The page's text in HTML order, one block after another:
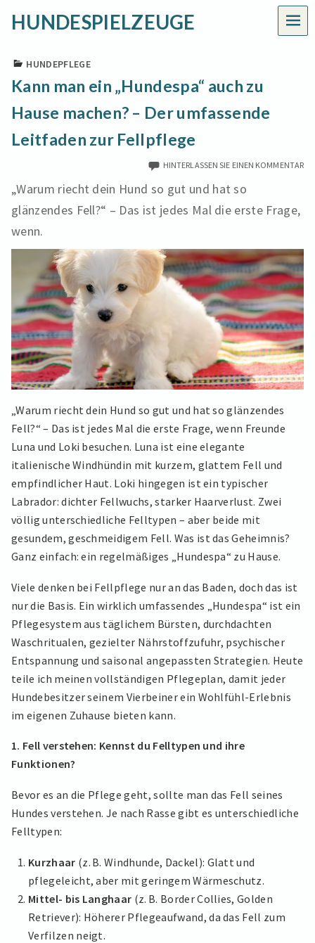
HUNDESPIELZEUGE
HUNDEPFLEGE
Kann man ein „Hundespa“ auch zu
Hause machen? – Der umfassende
Leitfaden zur Fellpflege
HINTERLASSEN SIE EINEN KOMMENTAR
„Warum riecht dein Hund so gut und hat so
glänzendes Fell?“ – Das ist jedes Mal die erste Frage,
wenn.
„Warum riecht dein Hund so gut und hat so glänzendes
Fell?“ – Das ist jedes Mal die erste Frage, wenn Freunde
Luna und Loki besuchen. Luna ist eine elegante
italienische Windhündin mit kurzem, glattem Fell und
empfindlicher Haut. Loki hingegen ist ein typischer
Labrador: dichter Fellwuchs, starker Haarverlust. Zwei
völlig unterschiedliche Felltypen – aber beide mit
gesundem, geschmeidigem Fell. Was ist das Geheimnis?
Ganz einfach: ein regelmäßiges „Hundespa“ zu Hause.
Viele denken bei Fellpflege nur an das Baden, doch das ist
nur die Basis. Ein wirklich umfassendes „Hundespa“ ist ein
Pflegesystem aus täglichem Bürsten, durchdachten
Waschritualen, gezielter Nährstoffzufuhr, psychischer
Entspannung und saisonal angepassten Strategien. Heute
teile ich meinen vollständigen Pflegeplan, damit jeder
Hundebesitzer seinem Vierbeiner ein Wohlfühl-Erlebnis
im eigenen Zuhause bieten kann.
1. Fell verstehen: Kennst du Felltypen und ihre
Funktionen?
Bevor es an die Pflege geht, sollte man das Fell seines
Hundes verstehen. Je nach Rasse gibt es unterschiedliche
Felltypen:
Kurzhaar (z. B. Windhunde, Dackel): Glatt und
pflegeleicht, aber mit geringem Wärmeschutz.
Mittel- bis Langhaar (z. B. Border Collies, Golden
Retriever): Höherer Pflegeaufwand, da das Fell zum
Verfilzen neigt.